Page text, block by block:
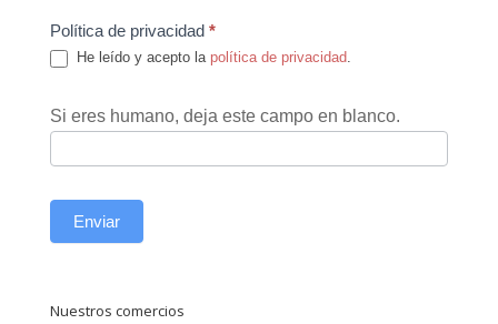
Política de privacidad *
He leído y acepto la política de privacidad
Si eres humano, deja este campo en blanco.
Enviar
Nuestros comercios